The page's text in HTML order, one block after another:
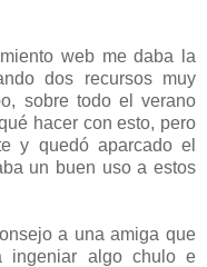
web me daba la
dos recursos muy
sobre todo el verano
hacer con esto, pero
y quedó aparcado el
un buen uso a estos
a una amiga que
ingeniar algo chulo e